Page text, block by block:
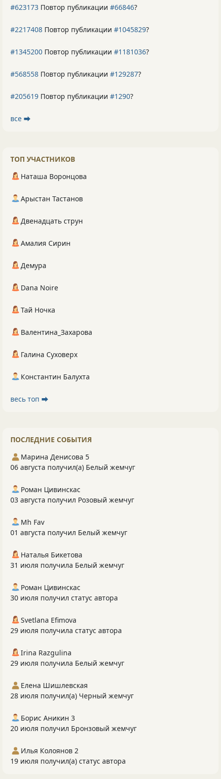
#623173 Повтор публикации #66846?
#2217408 Повтор публикации #1045829?
#1345200 Повтор публикации #1181036?
#568558 Повтор публикации #129287?
#205619 Повтор публикации #1290?
все ⮕
ТОП УЧАСТНИКОВ
Наташа Воронцова
Арыстан Тастанов
Двенадцать струн
Амалия Сирин
Демура
Dana Noire
Тай Ночка
Валентина_Захарова
Галина Суховерх
Константин Балухта
весь топ ⮕
ПОСЛЕДНИЕ СОБЫТИЯ
Марина Денисова 5
06 августа получил(а) Белый жемчуг
Роман Цивинскас
03 августа получил Розовый жемчуг
Mh Fav
01 августа получил Белый жемчуг
Наталья Бикетова
31 июля получила Белый жемчуг
Роман Цивинскас
30 июля получил статус автора
Svetlana Efimova
29 июля получила статус автора
Irina Razgulina
29 июля получила Белый жемчуг
Елена Шишлевская
28 июля получил(а) Черный жемчуг
Борис Аникин 3
20 июля получил Бронзовый жемчуг
Илья Колоянов 2
19 июля получил(а) статус автора